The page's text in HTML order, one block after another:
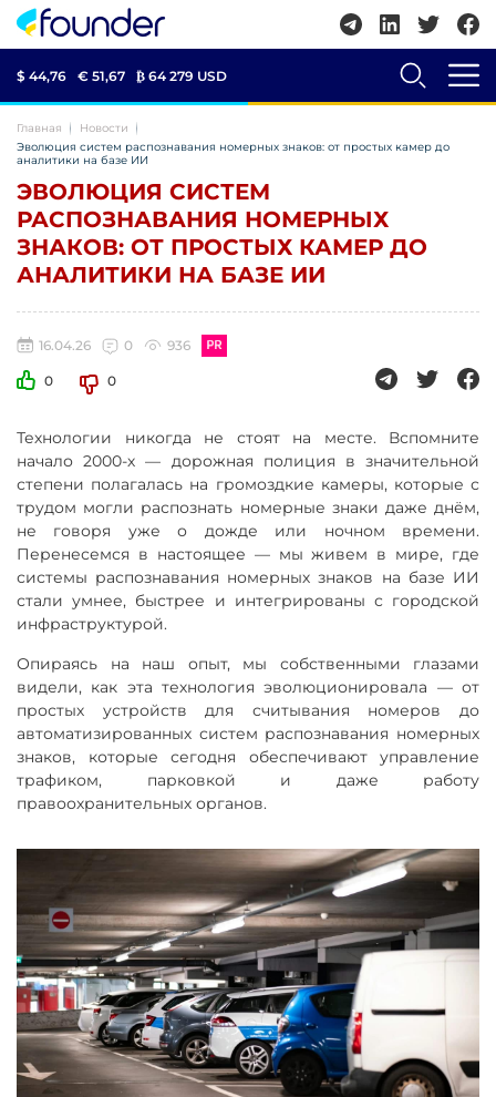
$ 44,76 € 51,67 ₿ 64 279 USD
Главная
Новости
Эволюция систем распознавания номерных знаков: от простых камер до
аналитики на базе ИИ
ЭВОЛЮЦИЯ СИСТЕМ
РАСПОЗНАВАНИЯ НОМЕРНЫХ
ЗНАКОВ: ОТ ПРОСТЫХ КАМЕР ДО
АНАЛИТИКИ НА БАЗЕ ИИ
16.04.26 0 936
0 0
Технологии никогда не стоят на месте. Вспомните
начало 2000-х — дорожная полиция в значительной
степени полагалась на громоздкие камеры, которые с
трудом могли распознать номерные знаки даже днём,
не говоря уже о дожде или ночном времени.
Перенесемся в настоящее — мы живем в мире, где
системы распознавания номерных знаков на базе ИИ
стали умнее, быстрее и интегрированы с городской
инфраструктурой.
Опираясь на наш опыт, мы собственными глазами
видели, как эта технология эволюционировала — от
простых устройств для считывания номеров до
автоматизированных систем распознавания номерных
знаков, которые сегодня обеспечивают управление
трафиком, парковкой и даже работу
правоохранительных органов.